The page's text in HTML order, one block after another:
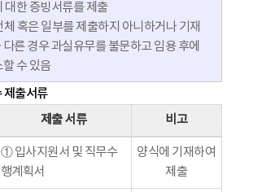
대한 증빙서류를 제출
혹은 일부를 제출하지 아니하거나 기재
른 경우 과실유무를 불문하고 임용 후에
수 있음
제출서류
제출 서류 비고
① 입사지원서 및 직무수
행계획서
양식에 기재하여
제출